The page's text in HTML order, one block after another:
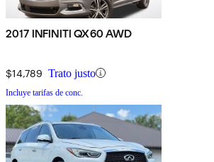
2017 INFINITI QX60 AWD
$14,789 Trato justo
Incluye tarifas de conc.